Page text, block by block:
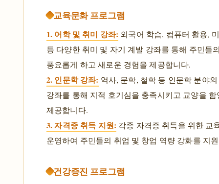
교육문화 프로그램
1. 어학 및 취미 강좌: 외국어 학습, 컴퓨터 활용,
등 다양한 취미 및 자기 계발 강좌를 통해 주민들
풍요롭게 하고 새로운 경험을 제공합니다.
2. 인문학 강좌: 역사, 문학, 철학 등 인문학 분야
강좌를 통해 지적 호기심을 충족시키고 교양을
제공합니다.
3. 자격증 취득 지원: 각종 자격증 취득을 위한 교
운영하여 주민들의 취업 및 창업 역량 강화를 지
건강증진 프로그램